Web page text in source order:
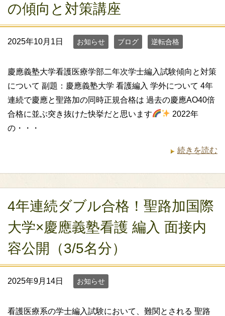
の傾向と対策講座
2025年10月1日 お知らせ ブログ 逆転合格
慶應義塾大学看護医療学部二年次学士編入試験傾向と対策
について 副題：慶應義塾大学 看護編入 学外について 4年
連続で慶應と聖路加の同時正規合格は 過去の慶應AO40倍
合格に並ぶ突き抜けた快挙だと思います
2022年
の・・・
続きを読む
4年連続ダブル合格！聖路加国際
大学×慶應義塾看護 編入 面接内
容公開（3/5名分）
2025年9月14日 お知らせ
看護医療系の学士編入試験において、難関とされる 聖路